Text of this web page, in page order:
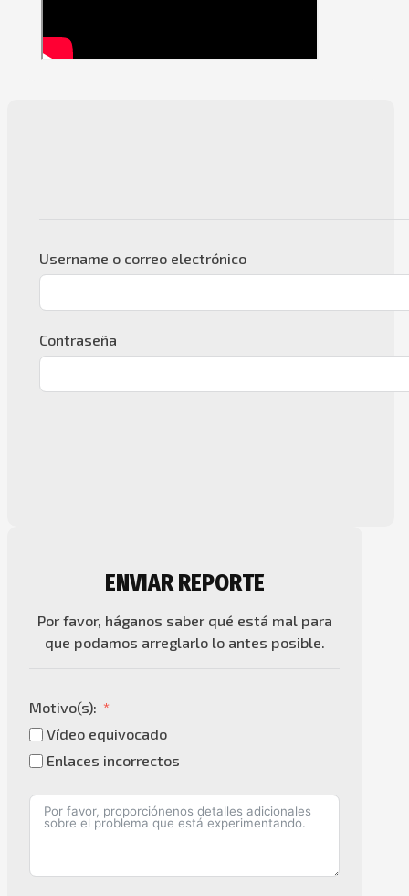
Username o correo electrónico
Contraseña
ENVIAR REPORTE
Por favor, háganos saber qué está mal para
que podamos arreglarlo lo antes posible.
Motivo(s):
Vídeo equivocado
Enlaces incorrectos